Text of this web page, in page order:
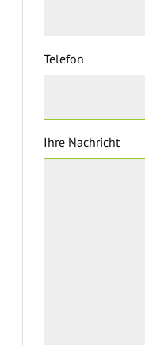
Telefon
Ihre Nachricht